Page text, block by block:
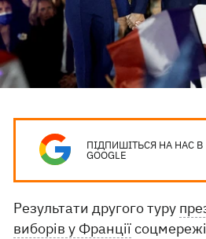
ПІДПИШІТЬСЯ НА НАС В
GOOGLE
Результати другого туру
виборів у Франції